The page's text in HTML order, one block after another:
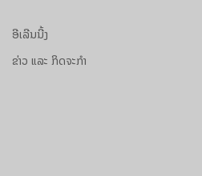
ອີເລີນນີ້ງ
ຂ່າວ ແລະ ກິດຈະກຳ